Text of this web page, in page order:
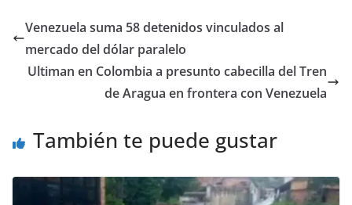
Venezuela suma 58 detenidos vinculados al
mercado del dólar paralelo
Ultiman en Colombia a presunto cabecilla del Tren
de Aragua en frontera con Venezuela
También te puede gustar